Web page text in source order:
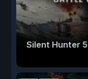
Silent Hunter